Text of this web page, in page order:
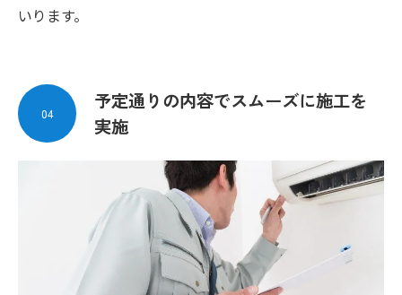
いります。
予定通りの内容でスムーズに施工を
実施
04